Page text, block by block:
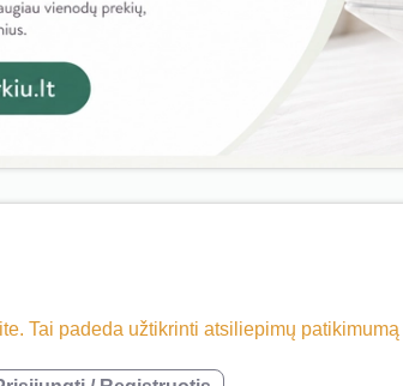
Tai padeda užtikrinti atsiliepimų